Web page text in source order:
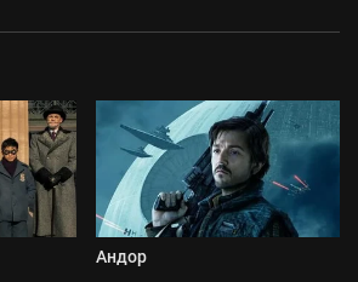
Андор